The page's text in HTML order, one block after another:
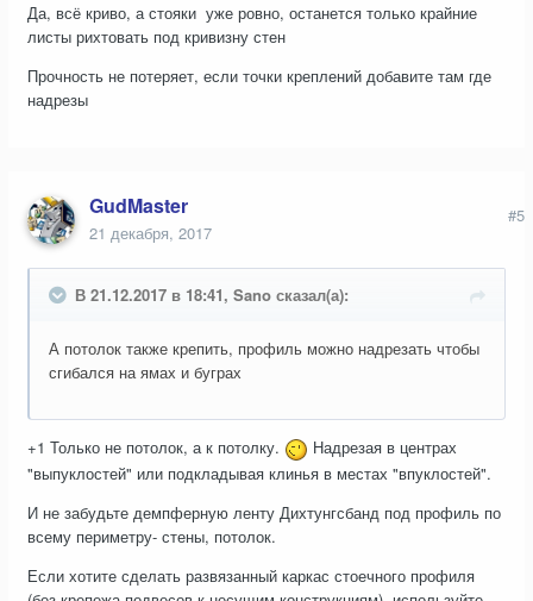
Да, всё криво, а стояки уже ровно, останется только крайние
листы рихтовать под кривизну стен
Прочность не потеряет, если точки креплений добавите там где
надрезы
GudMaster
21 декабря, 2017
#5
В 21.12.2017 в 18:41, Sano сказал(а):
А потолок также крепить, профиль можно надрезать чтобы
сгибался на ямах и буграх
+1 Только не потолок, а к потолку.
Надрезая в центрах
"выпуклостей" или подкладывая клинья в местах "впуклостей".
И не забудьте демпферную ленту Дихтунгсбанд под профиль по
всему периметру- стены, потолок.
Если хотите сделать развязанный каркас стоечного профиля